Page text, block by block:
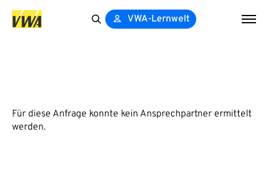
VWA-Lernwelt
Für diese Anfrage konnte kein Ansprechpartner ermittelt
werden.